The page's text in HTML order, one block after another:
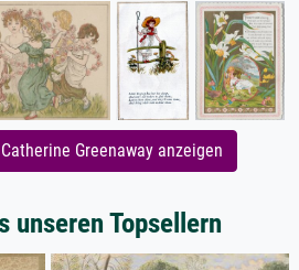
Greenaway anzeigen
unseren Topsellern